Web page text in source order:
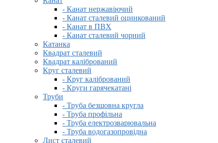
- Канат нержавіючий
- Канат сталевий оцинкований
- Канат в ПВХ
- Канат сталевий чорний
Катанка
Квадрат сталевий
Квадрат калібрований
Круг сталевий
- Круг калібрований
- Круги гарячекатані
Труби
- Труба безшовна кругла
- Труба профільна
- Труба електрозварювальна
- Труба водогазопровідна
Лист сталевий